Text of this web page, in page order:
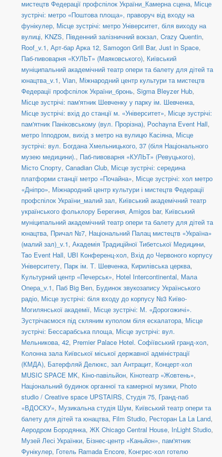
мистецтв Федерації профспілок України_Камерна сцена, Місце
зустрічі: метро «Поштова площа», праворуч від входу на
фунікулер, Місце зустрічі: метро Університет, біля виходу на
вулиці, KNZS, Південний залізничний вокзал, Crazy Quentin,
Roof_v.1, Арт-бар Арка 12, Samogon Grill Bar, Just in Space,
Паб-пивоварня «КУЛЬТ» (Маяковського), Київський
муніципальний академічний театр опери та балету для дітей та
юнацтва_v.1, Vian, Міжнародний центр культури та мистецтв
Федерації профспілок України_бронь, Sigma Bleyzer Hub,
Місце зустрічі: пам'ятник Шевченку у парку ім. Шевченка,
Місце зустрічі: вхід до станції м. «Університет», Місце зустрічі:
пам'ятник Паніковському (вул. Прорізна), Pochayna Event Hall,
метро Іпподром, вихід з метро на вулицю Касіяна, Місце
зустрічі: вул. Богдана Хмельницького, 37 (біля Національного
музею медицини)., Паб-пивоварня «КУЛЬТ» (Ревуцького),
Місто Спорту, Canadian Club, Місце зустрічі: середина
платформи станції метро «Почайна», Місце зустрічі: хол метро
«Дніпро», Міжнародний центр культури і мистецтв Федерації
профспілок України_малий зал, Київський академічний театр
українського фольклору Берегиня, Amigos bar, Київський
муніципальний академічний театр опери та балету для дітей та
юнацтва, Причал №7, Національний Палац мистецтв «Україна»
(малий зал)_v.1, Академія Традиційної Тибетської Медицини,
Tao Event Hall, UBI Конференц-хол, Вхід до Червоного корпусу
Університету, Парк ім. Т. Шевченка, Кирилівська церква,
Культурний центр «Печерськ», Hotel Intercontinental, Мала
Опера_v.1, Паб Big Ben, Будинок звукозапису Українського
радіо, Місце зустрічі: біля входу до корпусу №3 Київо-
Могилянської академії, Місце зустрічі: М. «Дорогожичі».
Зустрічаємося під скляним куполом біля ескалатора, Місце
зустрічі: Бессарабська площа, Місце зустрічі: вул.
Мельникова, 42, Premier Palace Hotel. Софіївський гранд-хол,
Колонна зала Київської міської державної адміністрації
(КМДА), Батерфляй Делюкс, зал Антрацит, Концерт-хол
MUSIC SPACE MK, Кіно-павільйон, Кінотеатр «Жовтень»,
Національний будинок органної та камерної музики, Photo
studio / Creative space UPSTAIRS, Студія 75, Гранд-паб
«ВДОСКУ», Музикальна студія Шум, Київський театр опери та
балету для дітей та юнацтва, Film Studio, Ресторан La La Land,
Аеродром Бородянка, ЖК Chicago Central House, InLight Studio,
Музей Лесі Українки, Бізнес-центр «Каньйон», пам'ятник
Фунікулер, Готель Ramada Encore, Конгрес-хол готелю